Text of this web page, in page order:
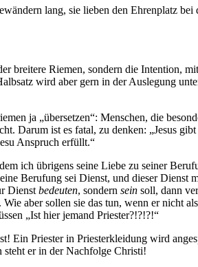
lang, sie lieben den Ehrenplatz bei
breitere Riemen, sondern die Intention,
wird aber gern in der Auslegung
ja „übersetzen“: Menschen, die
Darum ist es fatal, zu denken: „Jesus
Anspruch erfüllt.“
ich übrigens seine Liebe zu seiner
Berufung sei Dienst, und dieser Dienst
Dienst bedeuten, sondern sein soll, dann
aber sollen sie das tun, wenn er nicht
„Ist hier jemand Priester?!?!?!“
Ein Priester in Priesterkleidung wird
steht er in der Nachfolge Christi!